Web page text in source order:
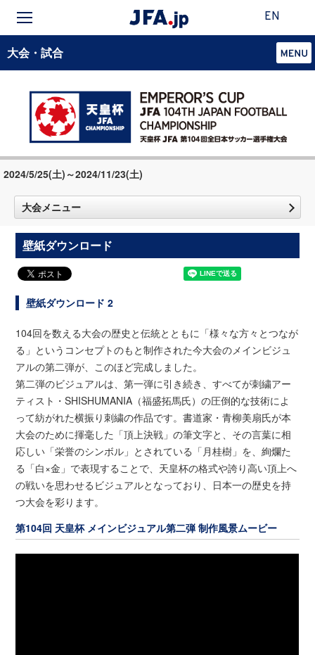
EN
大会・試合
2024/5/25(土)～2024/11/23(土)
大会メニュー
壁紙ダウンロード
壁紙ダウンロード 2
104回を数える大会の歴史と伝統とともに「様々な方々とつなが
る」というコンセプトのもと制作された今大会のメインビジュ
アルの第二弾が、このほど完成しました。
第二弾のビジュアルは、第一弾に引き続き、すべてが刺繍アー
ティスト・SHISHUMANIA（福盛拓馬氏）の圧倒的な技術によ
って紡がれた横振り刺繍の作品です。書道家・青柳美扇氏が本
大会のために揮毫した「頂上決戦」の筆文字と、その言葉に相
応しい「栄誉のシンボル」とされている「月桂樹」を、絢爛た
る「白×金」で表現することで、天皇杯の格式や誇り高い頂上へ
の戦いを思わせるビジュアルとなっており、日本一の歴史を持
つ大会を彩ります。
第104回 天皇杯 メインビジュアル第二弾 制作風景ムービー